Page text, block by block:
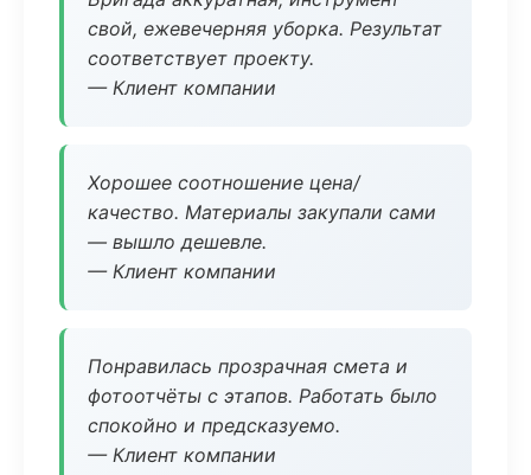
свой, ежевечерняя уборка. Результат
соответствует проекту.
— Клиент компании
Хорошее соотношение цена/
качество. Материалы закупали сами
— вышло дешевле.
— Клиент компании
Понравилась прозрачная смета и
фотоотчёты с этапов. Работать было
спокойно и предсказуемо.
— Клиент компании